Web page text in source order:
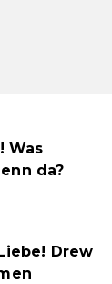
Was
da?
Drew